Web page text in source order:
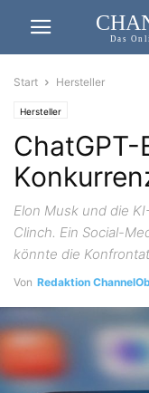
Das
Start Hersteller
Hersteller
Elon Musk und die
Clinch. Ein Social-
könnte die
Von Redaktion